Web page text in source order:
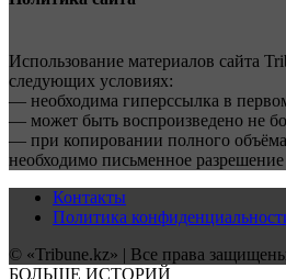
Использование материалов сайта
следующих условиях:
— необходима гиперссылка в
— может быть воспроизведено не
— при копировании полного объёма
необходимо письменное
Контакты
Политика
© «Tribune.kz» | Все права
БОЛЬШЕ ИСТОРИЙ